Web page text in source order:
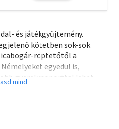
és játékgyűjtemény.
kötetben sok-sok
röptetőtől a
egyedül is,
gyerekcsoporttal lehet
tehát nemcsak a